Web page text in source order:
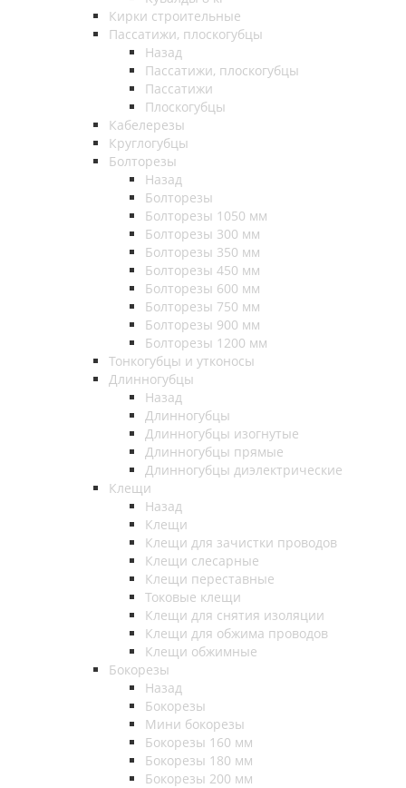
Кирки строительные
Пассатижи, плоскогубцы
Назад
Пассатижи, плоскогубцы
Пассатижи
Плоскогубцы
Кабелерезы
Круглогубцы
Болторезы
Назад
Болторезы
Болторезы 1050 мм
Болторезы 300 мм
Болторезы 350 мм
Болторезы 450 мм
Болторезы 600 мм
Болторезы 750 мм
Болторезы 900 мм
Болторезы 1200 мм
Тонкогубцы и утконосы
Длинногубцы
Назад
Длинногубцы
Длинногубцы изогнутые
Длинногубцы прямые
Длинногубцы диэлектрические
Клещи
Назад
Клещи
Клещи для зачистки проводов
Клещи слесарные
Клещи переставные
Токовые клещи
Клещи для снятия изоляции
Клещи для обжима проводов
Клещи обжимные
Бокорезы
Назад
Бокорезы
Мини бокорезы
Бокорезы 160 мм
Бокорезы 180 мм
Бокорезы 200 мм